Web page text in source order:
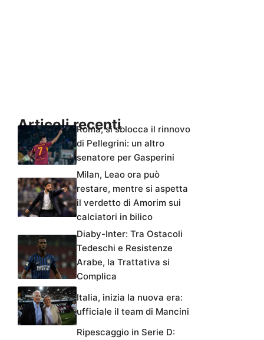
Articoli recentiRoma, si sblocca il rinnovo
di Pellegrini: un altro
senatore per Gasperini
Milan, Leao ora può
restare, mentre si aspetta
il verdetto di Amorim sui
calciatori in bilico
Diaby-Inter: Tra Ostacoli
Tedeschi e Resistenze
Arabe, la Trattativa si
Complica
Italia, inizia la nuova era:
ufficiale il team di Mancini
Ripescaggio in Serie D: